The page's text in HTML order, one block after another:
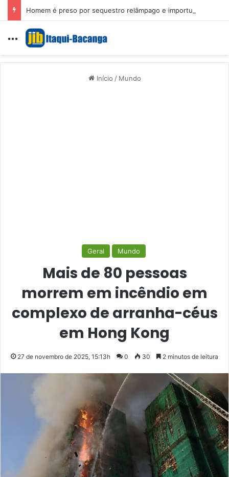
Menu
Início / Mundo
Geral Mundo
Mais de 80 pessoas
morrem em incêndio em
complexo de arranha-céus
em Hong Kong
27 de novembro de 2025, 15:13h 0 30 2 minutos de leitura